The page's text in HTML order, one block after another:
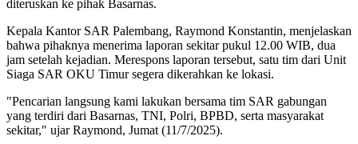
diteruskan ke pihak Basarnas.
Kepala Kantor SAR Palembang, Raymond Konstantin, menjelaskan
bahwa pihaknya menerima laporan sekitar pukul 12.00 WIB, dua
jam setelah kejadian. Merespons laporan tersebut, satu tim dari Unit
Siaga SAR OKU Timur segera dikerahkan ke lokasi.
"Pencarian langsung kami lakukan bersama tim SAR gabungan
yang terdiri dari Basarnas, TNI, Polri, BPBD, serta masyarakat
sekitar," ujar Raymond, Jumat (11/7/2025).